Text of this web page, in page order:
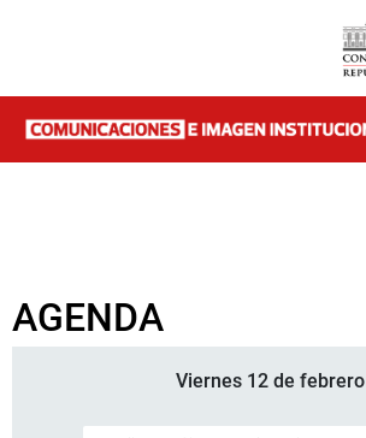
AGENDA
Viernes 12 de febrero